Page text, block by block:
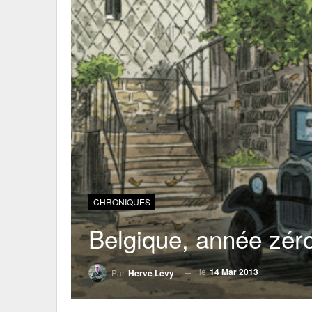
CHRONIQUES
Belgique, année
Par Hervé Lévy le14 Mar 2013